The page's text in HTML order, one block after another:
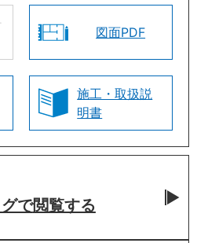
図面PDF
施工・取扱説
明書
で閲覧する